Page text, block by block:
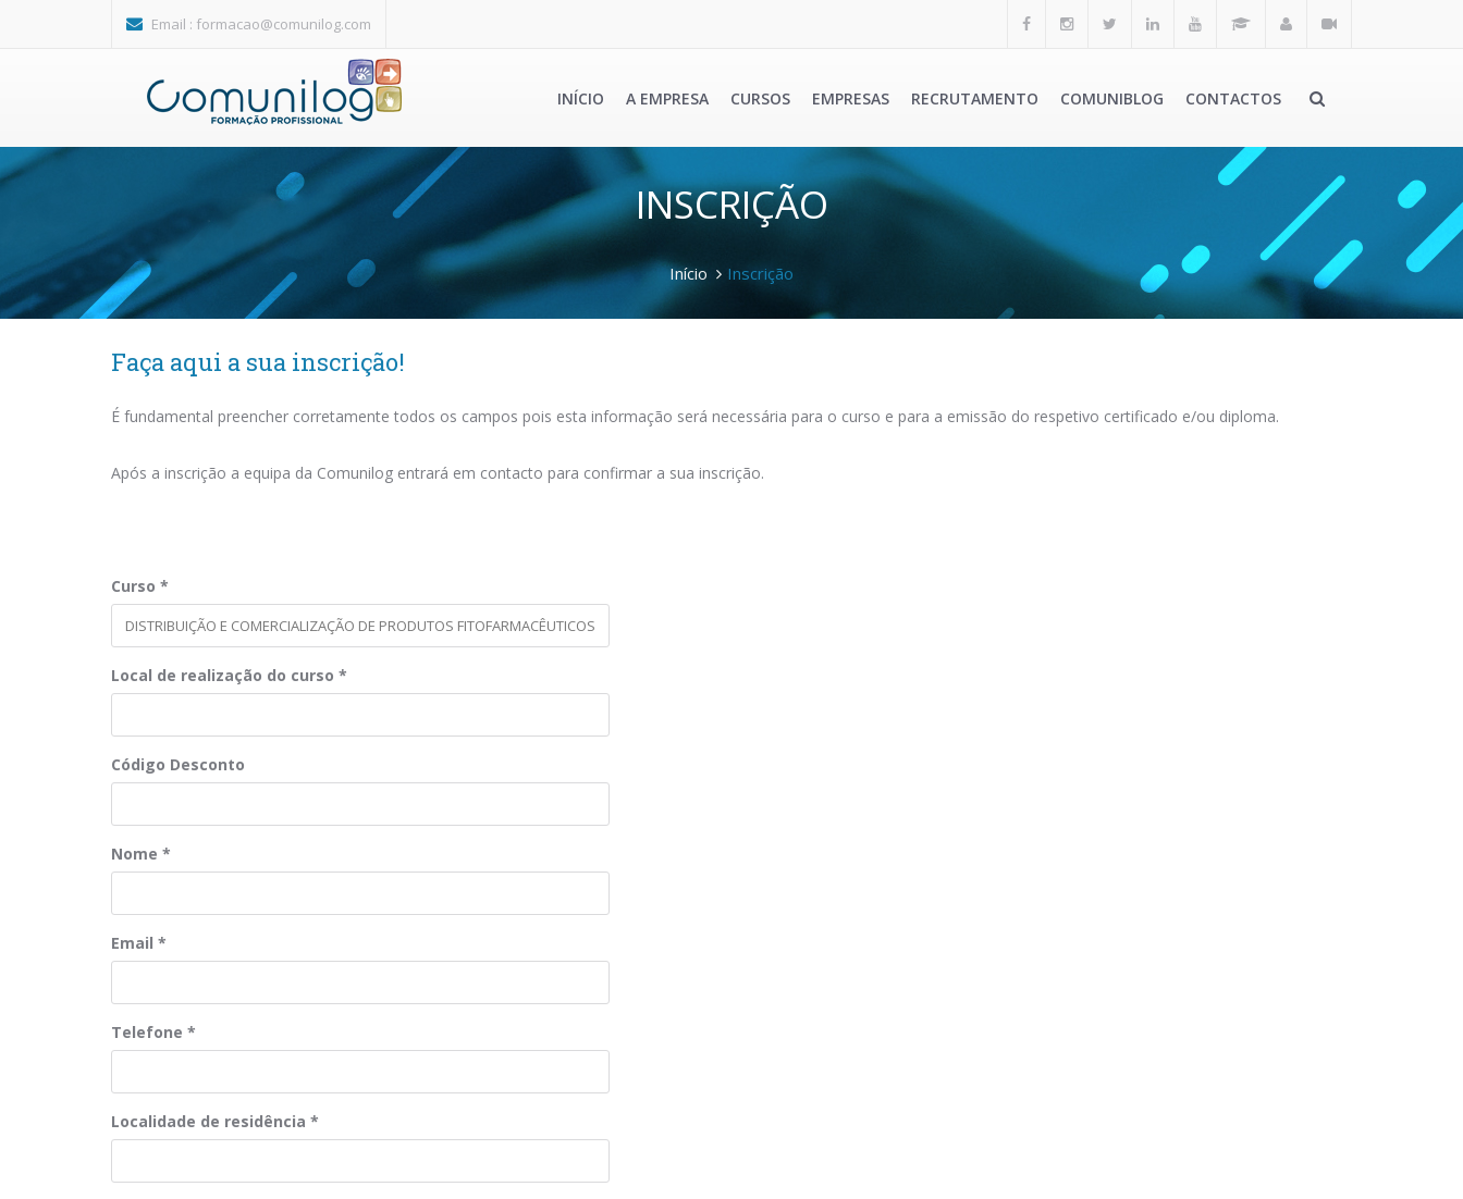
Email : formacao@comunilog.com
INÍCIO A EMPRESA CURSOS EMPRESAS RECRUTAMENTO COMUNIBLOG CONTACTOS
INSCRIÇÃO
Início Inscrição
Faça aqui a sua inscrição!
É fundamental preencher corretamente todos os campos pois esta informação será necessária para o curso e para a emissão do respetivo certificado e/ou diploma.
Após a inscrição a equipa da Comunilog entrará em contacto para confirmar a sua inscrição.
Curso *
Local de realização do curso *
Código Desconto
Nome *
Email *
Telefone *
Localidade de residência *